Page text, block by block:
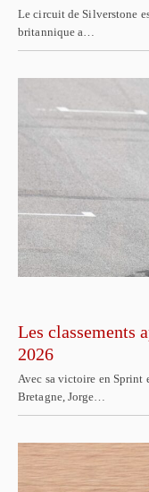
Le circuit de Silverstone
britannique a…
Les classements
2026
Avec sa victoire en Sprint
Bretagne, Jorge…